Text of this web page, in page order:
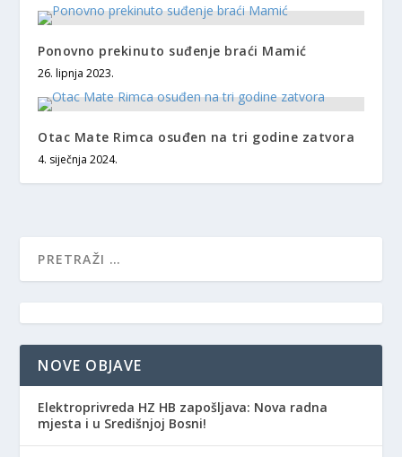
Ponovno prekinuto suđenje braći Mamić
26. lipnja 2023.
Otac Mate Rimca osuđen na tri godine zatvora
4. siječnja 2024.
NOVE OBJAVE
Elektroprivreda HZ HB zapošljava: Nova radna
mjesta i u Središnjoj Bosni!